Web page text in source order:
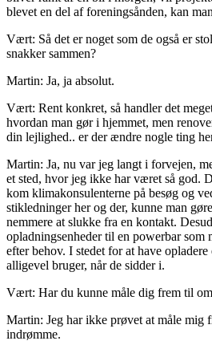
blevet en del af foreningsånden, kan
Vært: Så det er noget som de også er
snakker sammen?
Martin: Ja, ja absolut.
Vært: Rent konkret, så handler det
hvordan man gør i hjemmet, men
din lejlighed.. er der ændre nogle ting
Martin: Ja, nu var jeg langt i forvejen,
et sted, hvor jeg ikke har været så god.
kom klimakonsulenterne på besøg og
stikledninger her og der, kunne man
nemmere at slukke fra en kontakt.
opladningsenheder til en powerbar som
efter behov. I stedet for at have
alligevel bruger, når de sidder i.
Vært: Har du kunne måle dig frem til
Martin: Jeg har ikke prøvet at måle mig
indrømme.